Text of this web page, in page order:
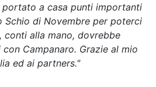
a casa punti importanti
Schio di Novembre per poterci
conti alla mano, dovrebbe
Campanaro. Grazie al mio
ed ai partners."